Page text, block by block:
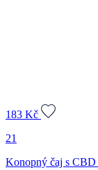
183 Kč
21
Konopný čaj s